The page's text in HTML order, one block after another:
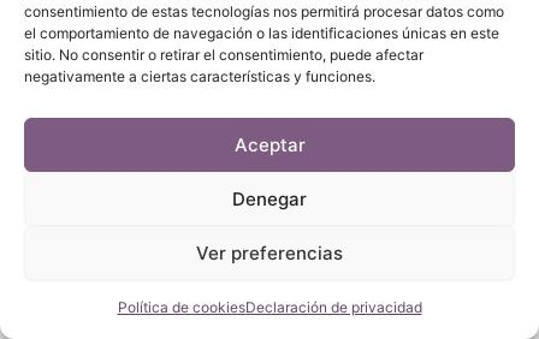
consentimiento de estas tecnologías nos permitirá procesar datos como
el comportamiento de navegación o las identificaciones únicas en este
sitio. No consentir o retirar el consentimiento, puede afectar
negativamente a ciertas características y funciones.
Aceptar
Denegar
Ver preferencias
Política de cookiesDeclaración de privacidad
Depende de la intensidad. Si el dolor es tan intenso que te
impide caminar con normalidad o sentarte, es mejor
esperar unos días. Si el dolor está presente pero es
tolerable y puedes moverte, una clase adaptada puede ser
beneficiosa. Consulta con nosotros antes de asistir si
tienes dudas.
Pinar Pilates: Pilates Reformer